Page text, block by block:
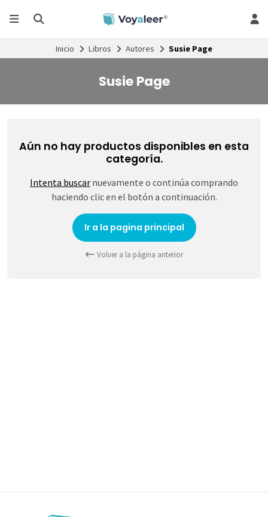
Inicio Libros Autores Susie Page
Susie Page
Aún no hay productos disponibles en esta
categoría.
Intenta buscar nuevamente o continúa comprando
haciendo clic en el botón a continuación.
Ir a la pagina principal
Volver a la página anterior